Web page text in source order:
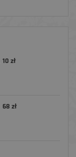
10 zł
68 zł